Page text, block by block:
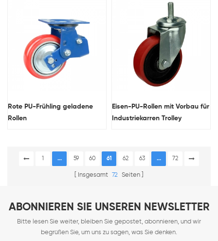
Rote PU-Frühling geladene
Rollen
Eisen-PU-Rollen mit Vorbau für
Industriekarren Trolley
... 59 60 61 62 63 ... 72
Insgesamt 72 Seiten
ABONNIEREN SIE UNSEREN NEWSLETTER
Bitte lesen Sie weiter, bleiben Sie gepostet, abonnieren, und wir
begrüßen Sie, um uns zu sagen, was Sie denken.